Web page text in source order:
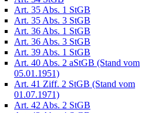
Art. 35 Abs. 1 StGB
Art. 35 Abs. 3 StGB
Art. 36 Abs. 1 StGB
Art. 36 Abs. 3 StGB
Art. 39 Abs. 1 StGB
Art. 40 Abs. 2 aStGB (Stand vom
05.01.1951)
Art. 41 Ziff. 2 StGB (Stand vom
01.07.1971)
Art. 42 Abs. 2 StGB